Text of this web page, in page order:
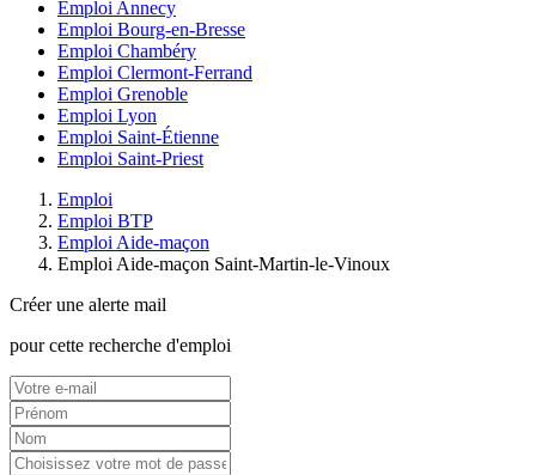
Emploi Annecy
Emploi Bourg-en-Bresse
Emploi Chambéry
Emploi Clermont-Ferrand
Emploi Grenoble
Emploi Lyon
Emploi Saint-Étienne
Emploi Saint-Priest
Emploi
Emploi BTP
Emploi Aide-maçon
Emploi Aide-maçon Saint-Martin-le-Vinoux
Créer une alerte mail
pour cette recherche d'emploi